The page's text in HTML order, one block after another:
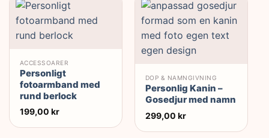
ACCESSOARER
Personligt
fotoarmband med
rund berlock
199,00 kr
DOP & NAMNGIVNING
Personlig Kanin –
Gosedjur med namn
299,00 kr